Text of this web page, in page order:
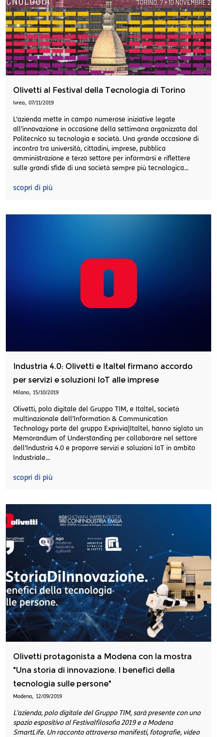
Olivetti al Festival della Tecnologia di Torino
Ivrea, 07/11/2019
L’azienda mette in campo numerose iniziative legate
all’innovazione in occasione della settimana organizzata dal
Politecnico su tecnologia e società. Una grande occasione di
incontro tra università, cittadini, imprese, pubblica
amministrazione e terzo settore per informarsi e riflettere
sulle grandi sfide di una società sempre più tecnologica...
scopri di più
Industria 4.0: Olivetti e Italtel firmano accordo
per servizi e soluzioni IoT alle imprese
Milano, 15/10/2019
Olivetti, polo digitale del Gruppo TIM, e Italtel, società
multinazionale dell’Information & Communication
Technology parte del gruppo Exprivia|Italtel, hanno siglato un
Memorandum of Understanding per collaborare nel settore
dell’Industria 4.0 e proporre servizi e soluzioni IoT in ambito
Industriale...
scopri di più
Olivetti protagonista a Modena con la mostra
"Una storia di innovazione. I benefici della
tecnologia sulle persone"
Modena, 12/09/2019
L’azienda, polo digitale del Gruppo TIM, sarà presente con uno
spazio espositivo al Festivalfilosofia 2019 e a Modena
SmartLife. Un racconto attraverso manifesti, fotografie, video